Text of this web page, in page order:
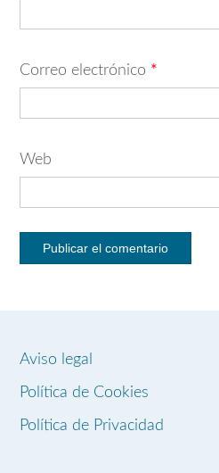
Correo electrónico *
Web
Aviso legal
Política de Cookies
Política de Privacidad